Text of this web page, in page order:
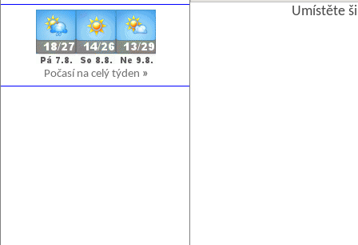
Počasí na celý týden »
Umístěte